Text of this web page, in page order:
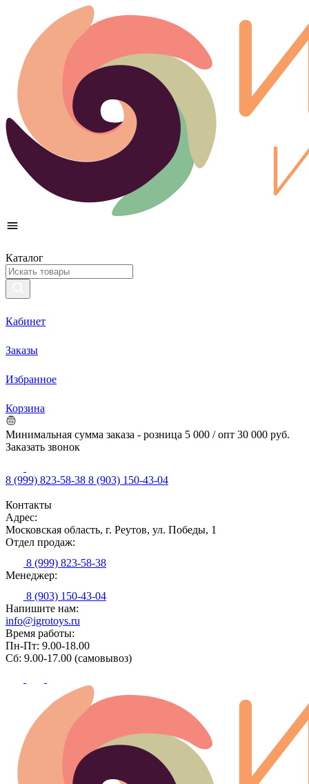
Каталог
Кабинет
Заказы
Избранное
Корзина
Минимальная сумма заказа - розница 5 000 / опт 30 000 руб.
Заказать звонок
8 (999) 823-58-38 8 (903) 150-43-04
Контакты
Адрес:
Московская область, г. Реутов, ул. Победы, 1
Отдел продаж:
8 (999) 823-58-38
Менеджер:
8 (903) 150-43-04
Напишите нам:
info@igrotoys.ru
Время работы:
Пн-Пт: 9.00-18.00
Сб: 9.00-17.00 (самовывоз)